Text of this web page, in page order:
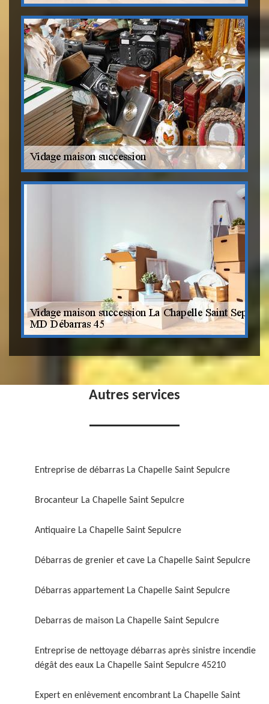
Autres services
Entreprise de débarras La Chapelle Saint Sepulcre
Brocanteur La Chapelle Saint Sepulcre
Antiquaire La Chapelle Saint Sepulcre
Débarras de grenier et cave La Chapelle Saint Sepulcre
Débarras appartement La Chapelle Saint Sepulcre
Debarras de maison La Chapelle Saint Sepulcre
Entreprise de nettoyage débarras après sinistre incendie
dégât des eaux La Chapelle Saint Sepulcre 45210
Expert en enlèvement encombrant La Chapelle Saint